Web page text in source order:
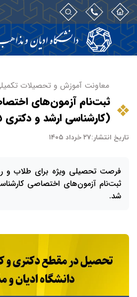
معاونت آموزش و تحصیلات
ثبت‌نام آزمون‌های
(کارشناسی ارشد و دکتری ۱۴۰۵) آغاز شد
تاریخ انتشار:۲۷ خرداد ۱۴۰۵
فرصت تحصیلی ویژه برای طلاب و
ثبت‌نام آزمون‌های اختصاصی
شد.